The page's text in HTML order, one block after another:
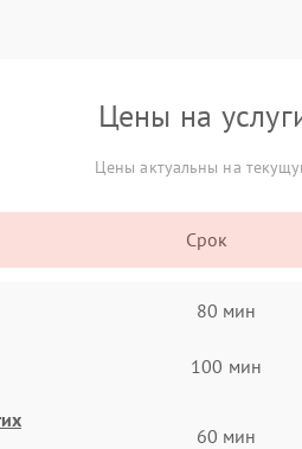
Цены на
Цены актуальны на
Срок
80 мин
100 мин
60 мин